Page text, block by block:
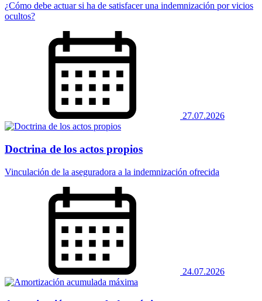
¿Cómo debe actuar si ha de satisfacer una indemnización por vicios
ocultos?
27.07.2026
Doctrina de los actos propios
Vinculación de la aseguradora a la indemnización ofrecida
24.07.2026